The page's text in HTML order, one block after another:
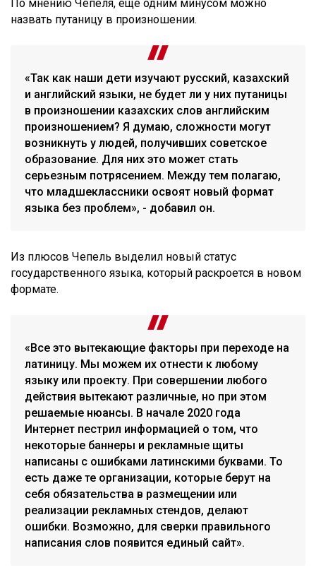
По мнению Чепеля, еще одним минусом можно
назвать путаницу в произношении.
«Так как наши дети изучают русский, казахский
и английский языки, не будет ли у них путаницы
в произношении казахских слов английским
произношением? Я думаю, сложности могут
возникнуть у людей, получивших советское
образование. Для них это может стать
серьезным потрясением. Между тем полагаю,
что младшеклассники освоят новый формат
языка без проблем», - добавил он.
Из плюсов Чепель выделил новый статус
государственного языка, который раскроется в новом
формате.
«Все это вытекающие факторы при переходе на
латиницу. Мы можем их отнести к любому
языку или проекту. При совершении любого
действия вытекают различные, но при этом
решаемые нюансы. В начале 2020 года
Интернет пестрил информацией о том, что
некоторые баннеры и рекламные щиты
написаны с ошибками латинскими буквами. То
есть даже те организации, которые берут на
себя обязательства в размещении или
реализации рекламных стендов, делают
ошибки. Возможно, для сверки правильного
написания слов появится единый сайт».